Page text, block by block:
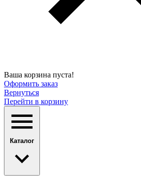
Ваша корзина пуста!
Оформить заказ
Вернуться
Перейти в корзину
Каталог